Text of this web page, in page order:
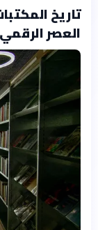
المكتبات
الرقمي